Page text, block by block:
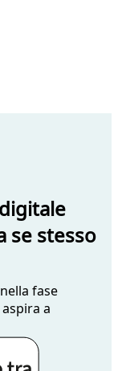
se stesso
fase
a